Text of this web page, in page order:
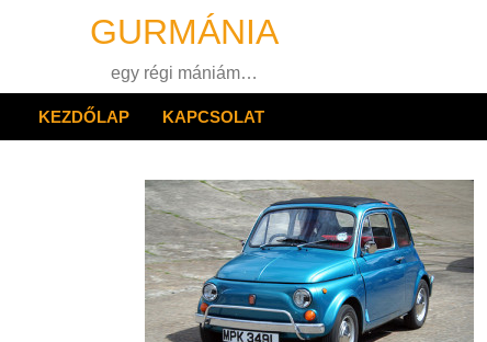
GURMÁNIA
egy régi mániám…
KEZDŐLAP KAPCSOLAT